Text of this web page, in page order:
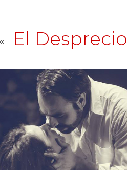
El Desprecio